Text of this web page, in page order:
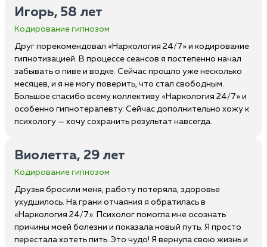
Игорь, 58 лет
Кодирование гипнозом
Друг порекомендовал «Наркология 24/7» и кодирование
гипнотизацией. В процессе сеансов я постепенно начал
забывать о пиве и водке. Сейчас прошло уже несколько
месяцев, и я не могу поверить, что стал свободным.
Большое спасибо всему коллективу «Наркология 24/7» и
особенно гипнотерапевту. Сейчас дополнительно хожу к
психологу — хочу сохранить результат навсегда.
Виолетта, 29 лет
Кодирование гипнозом
Друзья бросили меня, работу потеряла, здоровье
ухудшилось. На грани отчаяния я обратилась в
«Наркология 24/7». Психолог помогла мне осознать
причины моей болезни и показала новый путь. Я просто
перестала хотеть пить. Это чудо! Я вернула свою жизнь и